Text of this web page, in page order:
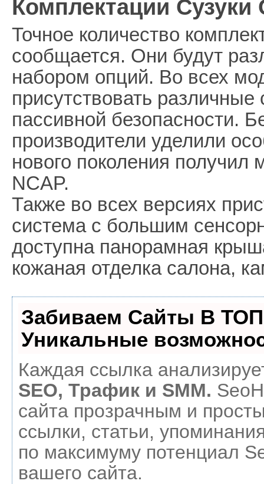
Комплектации
Точное количество
сообщается. Они будут
набором опций. Во всех
присутствовать
пассивной безопасности.
производители уделили
нового поколения
NCAP.
Также во всех версиях
система с большим
доступна панорамная
кожаная отделка салона,
Забиваем Сайты В
Уникальные
Каждая ссылка
SEO, Трафик и SMM.
сайта прозрачным и
ссылки, статьи,
по максимуму потенциал
вашего сайта.